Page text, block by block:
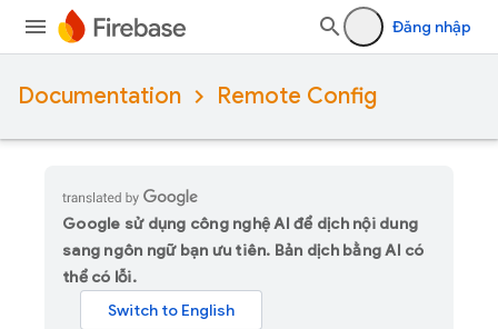
Đăng nhập
Documentation Remote Config
Google sử dụng công nghệ AI để dịch nội dung
sang ngôn ngữ bạn ưu tiên. Bản dịch bằng AI có
thể có lỗi.